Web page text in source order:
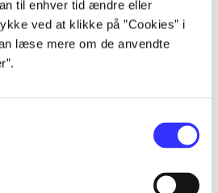
til enhver tid ændre eller
ved at klikke på ”Cookies” i
læse mere om de anvendte